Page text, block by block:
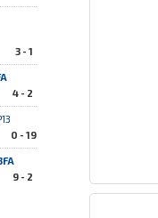
3 - 1
4 - 2
0 - 19
9 - 2